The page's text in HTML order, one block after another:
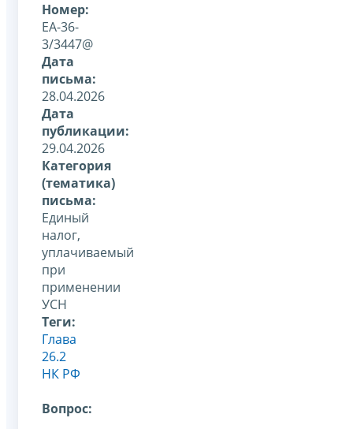
Номер:
ЕА-36-
3/3447@
Дата
письма:
28.04.2026
Дата
публикации:
29.04.2026
Категория
(тематика)
письма:
Единый
налог,
уплачиваемый
при
применении
УСН
Теги:
Глава
26.2
НК РФ
Вопрос: